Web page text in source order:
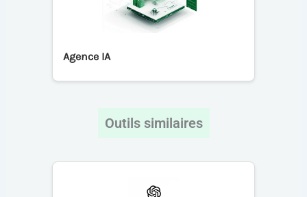
Agence IA
Outils similaires